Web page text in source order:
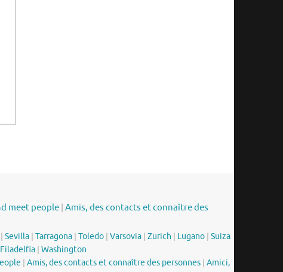
meet people Amis, des contacts et connaître des
Sevilla Tarragona Toledo Varsovia Zurich Lugano Suiza
Filadelfia Washington
Amis, des contacts et connaître des personnes Amici,